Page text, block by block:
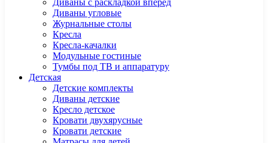
Диваны с раскладкой вперед
Диваны угловые
Журнальные столы
Кресла
Кресла-качалки
Модульные гостиные
Тумбы под ТВ и аппаратуру
Детская
Детские комплекты
Диваны детские
Кресло детское
Кровати двухярусные
Кровати детские